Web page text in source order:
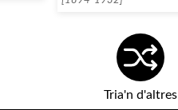
Tria'n d'altres